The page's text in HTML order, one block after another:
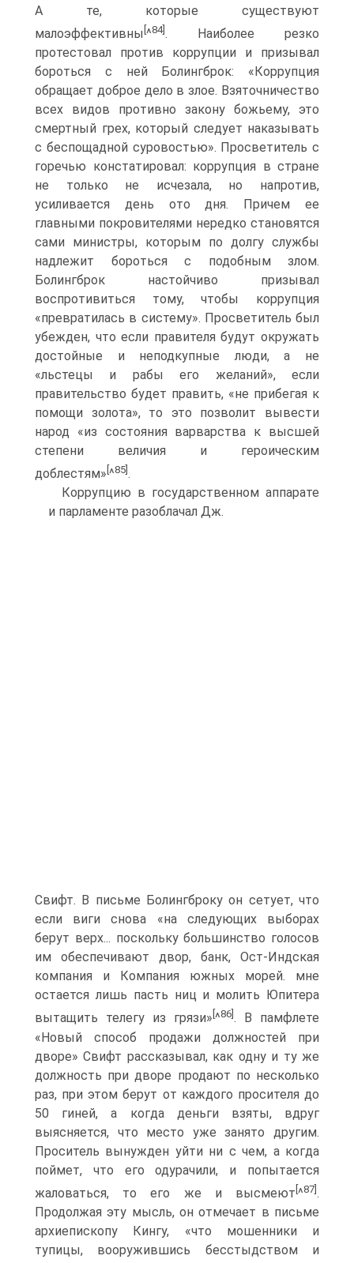
А те, которые существуют
малоэффективны [^84]. Наиболее резко
протестовал против коррупции и призывал
бороться с ней Болингброк: «Коррупция
обращает доброе дело в злое. Взяточничество
всех видов противно закону божьему, это
смертный грех, который следует наказывать
с беспощадной суровостью». Просветитель с
горечью констатировал: коррупция в стране
не только не исчезала, но напротив,
усиливается день ото дня. Причем ее
главными покровителями нередко становятся
сами министры, которым по долгу службы
надлежит бороться с подобным злом.
Болингброк настойчиво призывал
воспротивиться тому, чтобы коррупция
«превратилась в систему». Просветитель был
убежден, что если правителя будут окружать
достойные и неподкупные люди, а не
«льстецы и рабы его желаний», если
правительство будет править, «не прибегая к
помощи золота», то это позволит вывести
народ «из состояния варварства к высшей
степени величия и героическим
доблестям» ^85] .
Коррупцию в государственном аппарате
и парламенте разоблачал Дж.
Свифт. В письме Болингброку он сетует, что
если виги снова «на следующих выборах
берут верх... поскольку большинство голосов
им обеспечивают двор, банк, Ост-Индская
компания и Компания южных морей. мне
остается лишь пасть ниц и молить Юпитера
вытащить телегу из грязи» ^86] . В памфлете
«Новый способ продажи должностей при
дворе» Свифт рассказывал, как одну и ту же
должность при дворе продают по несколько
раз, при этом берут от каждого просителя до
50 гиней, а когда деньги взяты, вдруг
выясняется, что место уже занято другим.
Проситель вынужден уйти ни с чем, а когда
поймет, что его одурачили, и попытается
жаловаться, то его же и высмеют [^87].
Продолжая эту мысль, он отмечает в письме
архиепископу Кингу, «что мошенники и
тупицы, вооружившись бесстыдством и